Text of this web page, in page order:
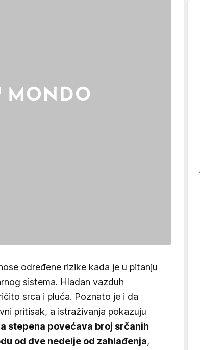
određene rizike kada je u pitanju
sistema. Hladan vazduh
srca i pluća. Poznato je i da
pritisak, a istraživanja pokazuju
stepena povećava broj srčanih
od dve nedelje od zahlađenja,